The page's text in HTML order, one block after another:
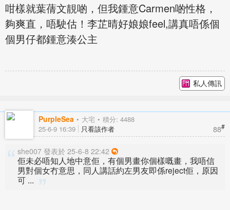
咁樣就葉蒨文靚啲，但我鍾意Carmen啲性格，
夠爽直，唔駛估！李芷晴好娘娘feel,講真唔係個
個男仔都鍾意湊公主
私人傳訊
PurpleSea 大宅 積分: 4488
88#
25-6-9 16:39 只看該作者
she007 發表於 25-6-8 22:42
佢未必唔知人地中意佢，有個男畫你個樣嘅畫，我唔信
男對個女冇意思，同人講話約左男友即係reject佢，原因
可 ...